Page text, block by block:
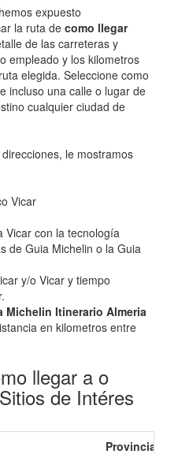
expuesto
la ruta de como llegar
de las carreteras y
empleado y los kilometros
elegida. Seleccione como
incluso una calle o lugar de
cualquier ciudad de
le mostramos
Vicar
Vicar con la tecnología
de Guia Michelin o la Guia
y/o Vicar y tiempo
Michelin Itinerario Almeria
en kilometros entre
llegar a o
de Intéres
Provincia